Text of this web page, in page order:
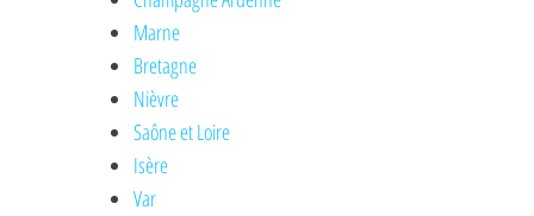
Marne
Bretagne
Nièvre
Saône et Loire
Isère
Var